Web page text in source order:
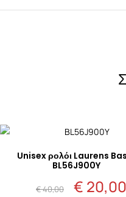
Unisex ρολόι Laurens
BL56J900Y
€40,00 Original
price
€ 20,00